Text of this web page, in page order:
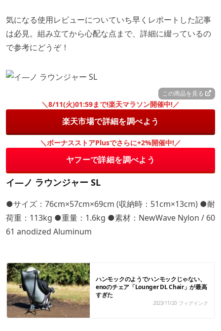
気になる使用レビューについていち早くレポートした記事
は必見。組み立てから心配な点まで、詳細に綴っているの
で参考にどうぞ！
この商品を見る
＼8/11(火)01:59まで!楽天マラソン開催中!／
楽天市場で詳細を調べよう
＼ボーナスストアPlusでさらに+2%開催中!／
ヤフーで詳細を調べよう
イ―ノ ラウンジャー SL
●サイズ：76cm×57cm×69cm (収納時：51cm×13cm) ●耐
荷重：113kg ●重量：1.6kg ●素材：NewWave Nylon / 60
61 anodized Aluminum
ハンモックのようでハンモックじゃない、
enoのチェア「Lounger DL Chair」が最高
すぎた
2023/11/20 フィグインク